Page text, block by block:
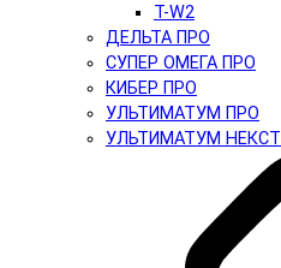
T-W2
ДЕЛЬТА ПРО
СУПЕР ОМЕГА ПРО
КИБЕР ПРО
УЛЬТИМАТУМ ПРО
УЛЬТИМАТУМ НЕКСТ